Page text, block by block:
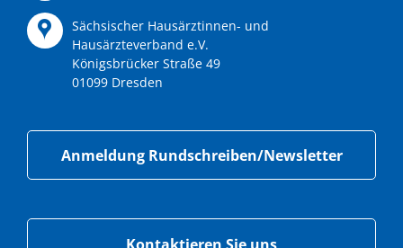
Sächsischer Hausärztinnen- und
Hausärzteverband e.V.
Königsbrücker Straße 49
01099 Dresden
Anmeldung Rundschreiben/Newsletter